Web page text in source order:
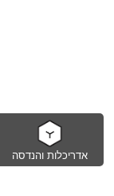
אדריכלות והנדסה